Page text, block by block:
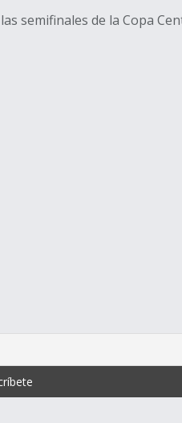
semifinales de la Copa